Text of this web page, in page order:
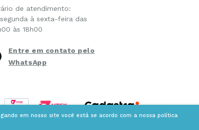
em nosso site você está se acordo com a nossa política
de atendimento:
à sexta-feira das
às 18h00
Entre em contato pelo
WhatsApp